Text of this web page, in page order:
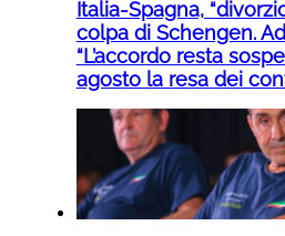
Italia-Spagna,
colpa di Schengen.
“L’accordo resta
agosto la resa dei